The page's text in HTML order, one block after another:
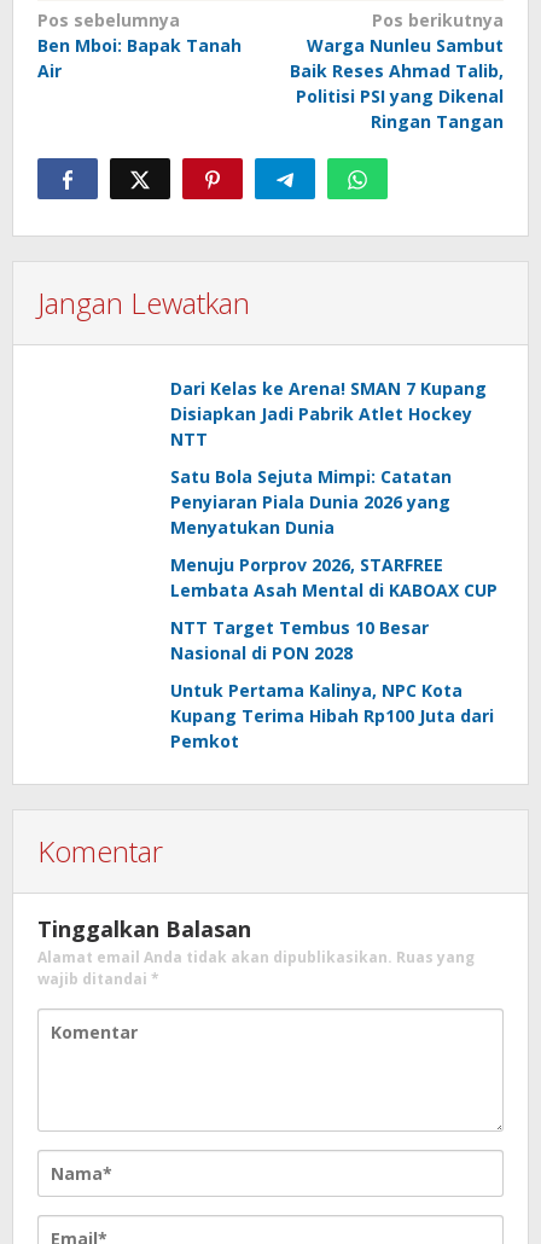
Navigasi
pos
Pos sebelumnya
Ben Mboi: Bapak Tanah
Air
Pos berikutnya
Warga Nunleu Sambut
Baik Reses Ahmad Talib,
Politisi PSI yang Dikenal
Ringan Tangan
Jangan Lewatkan
Dari Kelas ke Arena! SMAN 7 Kupang
Disiapkan Jadi Pabrik Atlet Hockey
NTT
Satu Bola Sejuta Mimpi: Catatan
Penyiaran Piala Dunia 2026 yang
Menyatukan Dunia
Menuju Porprov 2026, STARFREE
Lembata Asah Mental di KABOAX CUP
NTT Target Tembus 10 Besar
Nasional di PON 2028
Untuk Pertama Kalinya, NPC Kota
Kupang Terima Hibah Rp100 Juta dari
Pemkot
Komentar
Tinggalkan Balasan
Alamat email Anda tidak akan dipublikasikan. Ruas yang
wajib ditandai *